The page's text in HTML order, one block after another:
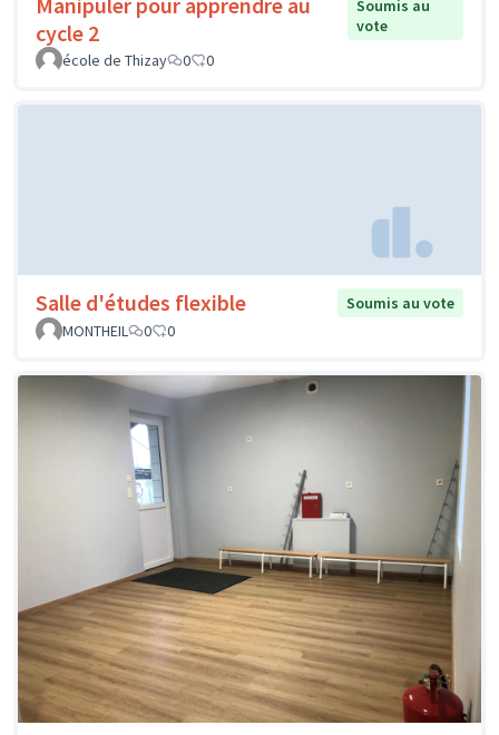
cycle 2
Soumis au
vote
école de Thizay
0 0
Salle d'études flexible
Soumis au vote
MONTHEIL
0 0